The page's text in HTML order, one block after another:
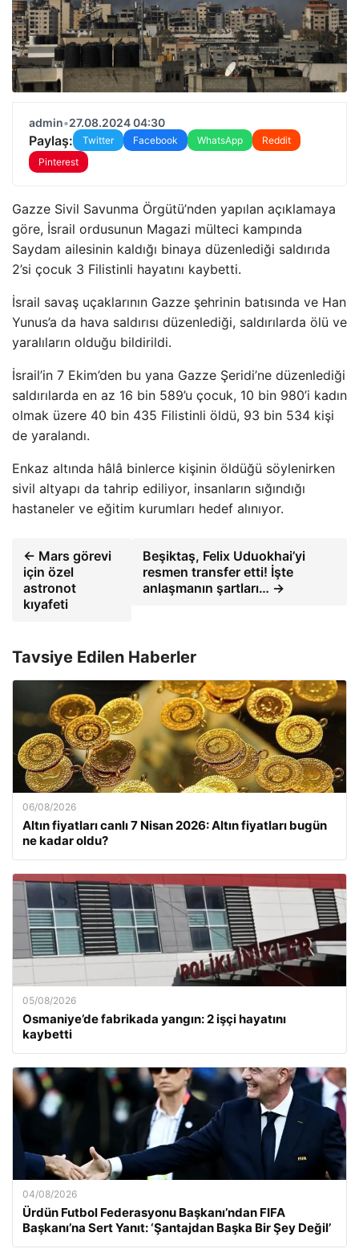
admin•27.08.2024 04:30
Paylaş: Twitter Facebook WhatsApp
Reddit
Pinterest
Gazze Sivil Savunma Örgütü’nden yapılan açıklamaya
göre, İsrail ordusunun Magazi mülteci kampında
Saydam ailesinin kaldığı binaya düzenlediği saldırıda
2’si çocuk 3 Filistinli hayatını kaybetti.
İsrail savaş uçaklarının Gazze şehrinin batısında ve Han
Yunus’a da hava saldırısı düzenlediği, saldırılarda ölü ve
yaralıların olduğu bildirildi.
İsrail’in 7 Ekim’den bu yana Gazze Şeridi’ne düzenlediği
saldırılarda en az 16 bin 589’u çocuk, 10 bin 980’i kadın
olmak üzere 40 bin 435 Filistinli öldü, 93 bin 534 kişi
de yaralandı.
Enkaz altında hâlâ binlerce kişinin öldüğü söylenirken
sivil altyapı da tahrip ediliyor, insanların sığındığı
hastaneler ve eğitim kurumları hedef alınıyor.
← Mars görevi
için özel
astronot
kıyafeti
Beşiktaş, Felix Uduokhai’yi
resmen transfer etti! İşte
anlaşmanın şartları… →
Tavsiye Edilen Haberler
06/08/2026
Altın fiyatları canlı 7 Nisan 2026: Altın fiyatları bugün
ne kadar oldu?
05/08/2026
Osmaniye’de fabrikada yangın: 2 işçi hayatını
kaybetti
04/08/2026
Ürdün Futbol Federasyonu Başkanı’ndan FIFA
Başkanı’na Sert Yanıt: ‘Şantajdan Başka Bir Şey Değil’